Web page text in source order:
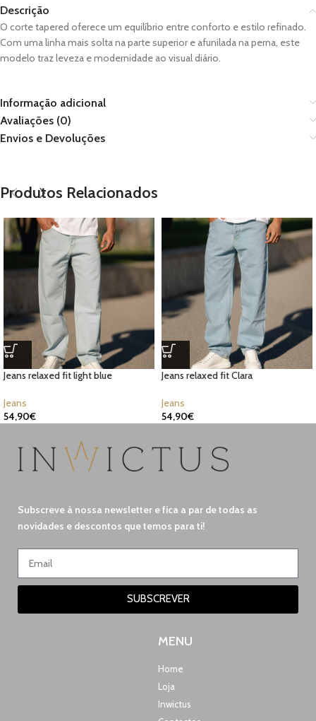
Descrição
O corte tapered oferece um equilíbrio entre conforto e estilo refinado.
Com uma linha mais solta na parte superior e afunilada na perna, este
modelo traz leveza e modernidade ao visual diário.
Informação adicional
Avaliações (0)
Envios e Devoluções
Produtos Relacionados
Jeans relaxed fit light blue
Jeans
54,90€
Jeans relaxed fit Clara
Jeans
54,90€
Subscreve à nossa newsletter e fica a par de todas as
novidades e descontos que temos para ti!
SUBSCREVER
MENU
Home
Loja
Inwictus